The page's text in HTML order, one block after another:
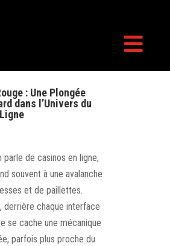

: Une Plongée
dans l’Univers du
parle de casinos en ligne,
souvent à une avalanche
et de paillettes.
derrière chaque interface
se cache une mécanique
parfois plus proche du